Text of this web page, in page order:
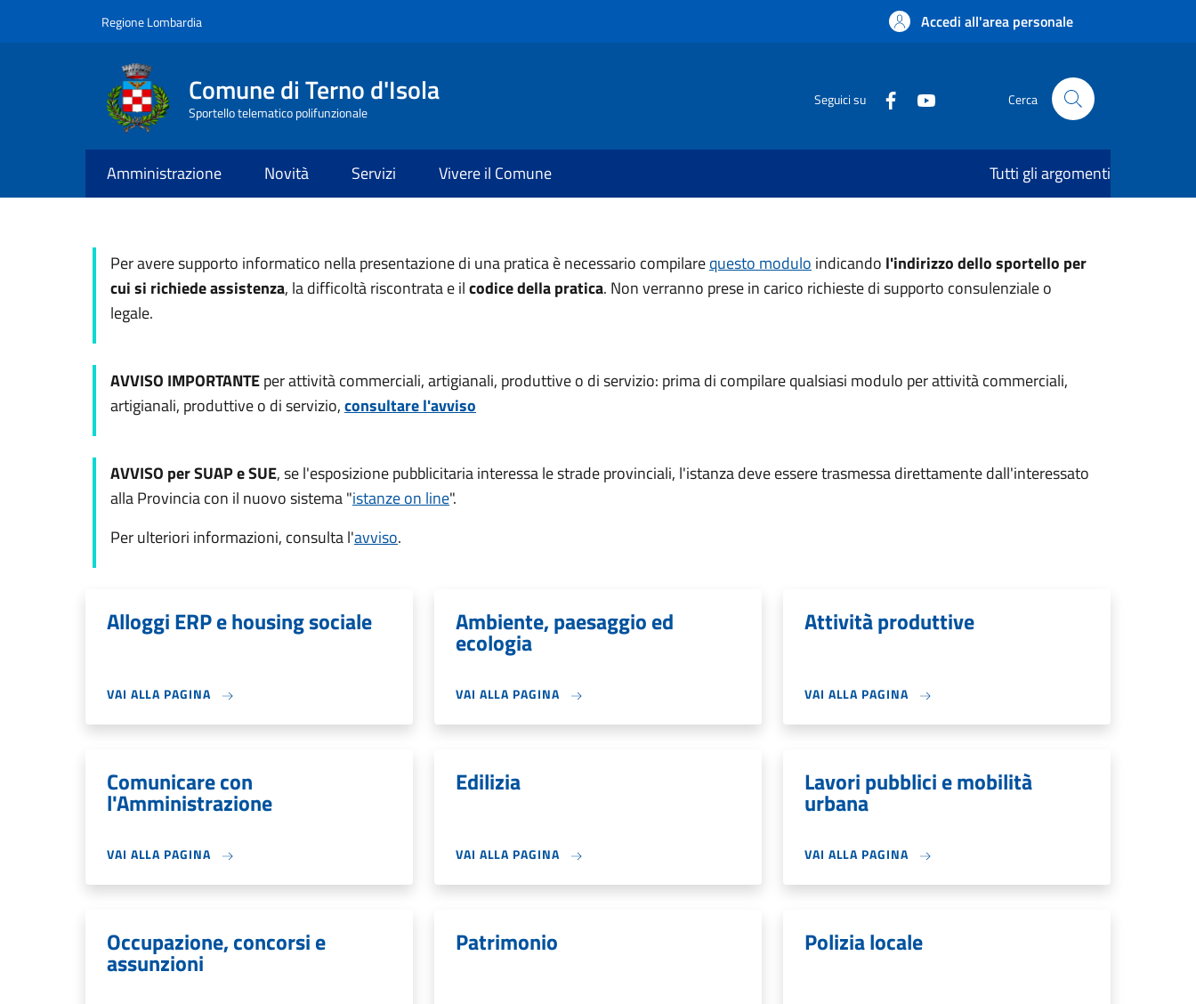
Regione Lombardia Accedi all'area personale
Comune di Terno d'Isola
Sportello telematico polifunzionale
Seguici su Cerca
Amministrazione Novità Servizi Vivere il Comune Tutti gli argomenti
Per avere supporto informatico nella presentazione di una pratica è necessario compilarequesto modulo indicando l'indirizzo dello sportello per
cui si richiede assistenza, la difficoltà riscontrata e ilcodice della pratica. Non verranno prese in carico richieste di supporto consulenziale o
legale.
AVVISO IMPORTANTEper attività commerciali, artigianali, produttive o di servizio: prima di compilare qualsiasi modulo per attività commerciali,
artigianali, produttive o di servizio,consultare l'avviso
AVVISO per SUAP e SUE, se l'esposizione pubblicitaria interessa le strade provinciali, l'istanza deve essere trasmessa direttamente dall'interessato
alla Provincia con il nuovo sistema "istanze on line".
Per ulteriori informazioni, consulta l'avviso.
Alloggi ERP e housing sociale
VAI ALLA PAGINA
Ambiente, paesaggio ed
ecologia
VAI ALLA PAGINA
Attività produttive
VAI ALLA PAGINA
Comunicare con
l'Amministrazione
VAI ALLA PAGINA
Edilizia
VAI ALLA PAGINA
Lavori pubblici e mobilità
urbana
VAI ALLA PAGINA
Occupazione, concorsi e
assunzioni
Patrimonio Polizia locale